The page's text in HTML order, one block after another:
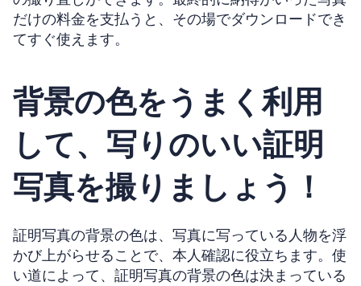
だけの料金を支払うと、その場でダウンロードでき
てすぐ使えます。
背景の色をうまく利用
して、写りのいい証明
写真を撮りましょう！
証明写真の背景の色は、写真に写っている人物を浮
かび上がらせることで、本人確認に役立ちます。使
い道によって、証明写真の背景の色は決まっている